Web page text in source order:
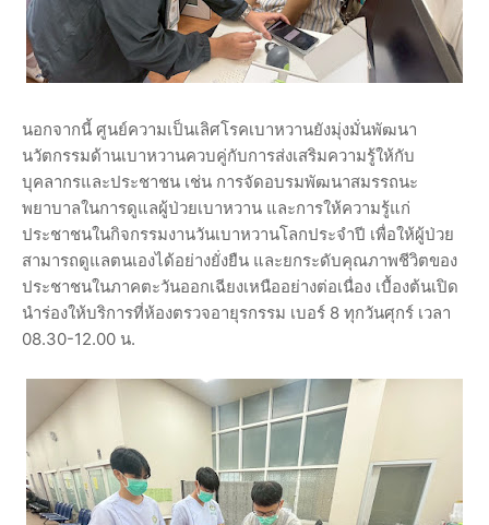
นอกจากนี้ ศูนย์ความเป็นเลิศโรคเบาหวานยังมุ่งมั่นพัฒนา
นวัตกรรมด้านเบาหวานควบคู่กับการส่งเสริมความรู้ให้กับ
บุคลากรและประชาชน เช่น การจัดอบรมพัฒนาสมรรถนะ
พยาบาลในการดูแลผู้ป่วยเบาหวาน และการให้ความรู้แก่
ประชาชนในกิจกรรมงานวันเบาหวานโลกประจำปี เพื่อให้ผู้ป่วย
สามารถดูแลตนเองได้อย่างยั่งยืน และยกระดับคุณภาพชีวิตของ
ประชาชนในภาคตะวันออกเฉียงเหนืออย่างต่อเนื่อง เบื้องต้นเปิด
นำร่องให้บริการที่ห้องตรวจอายุรกรรม เบอร์ 8 ทุกวันศุกร์ เวลา
08.30-12.00 น.